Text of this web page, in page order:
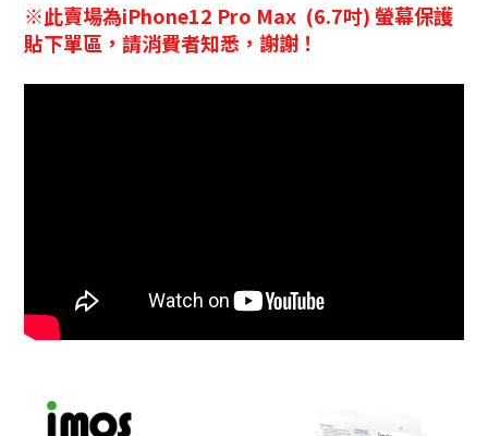
※此賣場為iPhone12 Pro Max (6.7吋)螢幕保護
貼下單區，請消費者知悉，謝謝！